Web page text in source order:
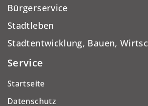
Bürgerservice
Stadtleben
Stadtentwicklung, Bauen,
Service
Startseite
Datenschutz